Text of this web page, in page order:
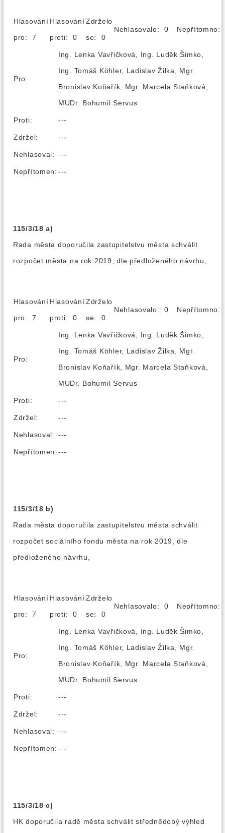
Hlasování
pro: 7
Hlasování
proti: 0
Zdrželo
se: 0
Nehlasovalo: 0
Pro:
Ing. Lenka Vavřičková, Ing. Luděk Šimko,
Ing. Tomáš Köhler, Ladislav Žilka, Mgr.
Bronislav Koňařík, Mgr. Marcela Staňková,
MUDr. Bohumil Servus
Proti: ---
Zdržel: ---
Nehlasoval: ---
Nepřítomen: ---
115/3/18 a)
Rada města doporučila zastupitelstvu města schválit
rozpočet města na rok 2019, dle předloženého návrhu,
Hlasování
pro: 7
Hlasování
proti: 0
Zdrželo
se: 0
Nehlasovalo: 0
Pro:
Ing. Lenka Vavřičková, Ing. Luděk Šimko,
Ing. Tomáš Köhler, Ladislav Žilka, Mgr.
Bronislav Koňařík, Mgr. Marcela Staňková,
MUDr. Bohumil Servus
Proti: ---
Zdržel: ---
Nehlasoval: ---
Nepřítomen: ---
115/3/18 b)
Rada města doporučila zastupitelstvu města schválit
rozpočet sociálního fondu města na rok 2019, dle
předloženého návrhu,
Hlasování
pro: 7
Hlasování
proti: 0
Zdrželo
se: 0
Nehlasovalo: 0
Pro:
Ing. Lenka Vavřičková, Ing. Luděk Šimko,
Ing. Tomáš Köhler, Ladislav Žilka, Mgr.
Bronislav Koňařík, Mgr. Marcela Staňková,
MUDr. Bohumil Servus
Proti: ---
Zdržel: ---
Nehlasoval: ---
Nepřítomen: ---
115/3/18 c)
HK doporučila radě města schválit střednědobý výhled